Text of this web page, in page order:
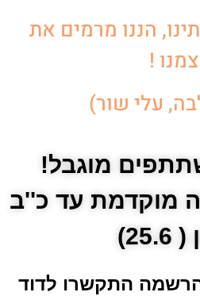
הננו מרמים את
!
עלי שור)
מוגבל!
מוקדמת עד כ''ב
התקשרו לדוד